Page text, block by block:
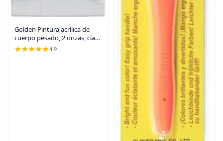
Golden Pintura acrílica de
cuerpo pesado, 2 onzas, cian
primario
4.9